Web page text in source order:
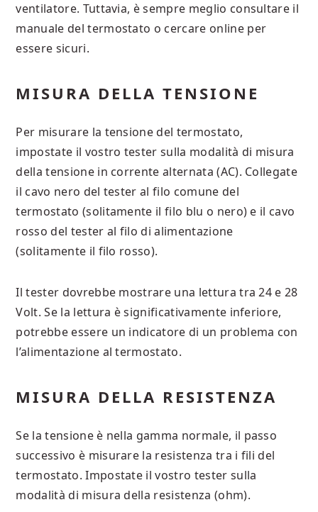
ventilatore. Tuttavia, è sempre meglio consultare il
manuale del termostato o cercare online per
essere sicuri.
MISURA DELLA TENSIONE
Per misurare la tensione del termostato,
impostate il vostro tester sulla modalità di misura
della tensione in corrente alternata (AC). Collegate
il cavo nero del tester al filo comune del
termostato (solitamente il filo blu o nero) e il cavo
rosso del tester al filo di alimentazione
(solitamente il filo rosso).
Il tester dovrebbe mostrare una lettura tra 24 e 28
Volt. Se la lettura è significativamente inferiore,
potrebbe essere un indicatore di un problema con
l’alimentazione al termostato.
MISURA DELLA RESISTENZA
Se la tensione è nella gamma normale, il passo
successivo è misurare la resistenza tra i fili del
termostato. Impostate il vostro tester sulla
modalità di misura della resistenza (ohm).